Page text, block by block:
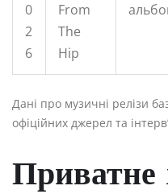
0
2
6
From
The
Hip
Дані про музичні релізи
офіційних джерел та
Приватне